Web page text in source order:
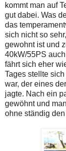
kommt man auf
gut dabei. Was
das
sich nicht so
gewohnt ist und
40kW/55PS
fährt sich eher
Tages stellte
war, der eines
jagte. Nach ein
gewöhnt und
ohne ständig